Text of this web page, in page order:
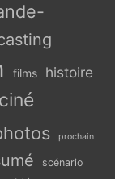
films histoire
prochain
scénario